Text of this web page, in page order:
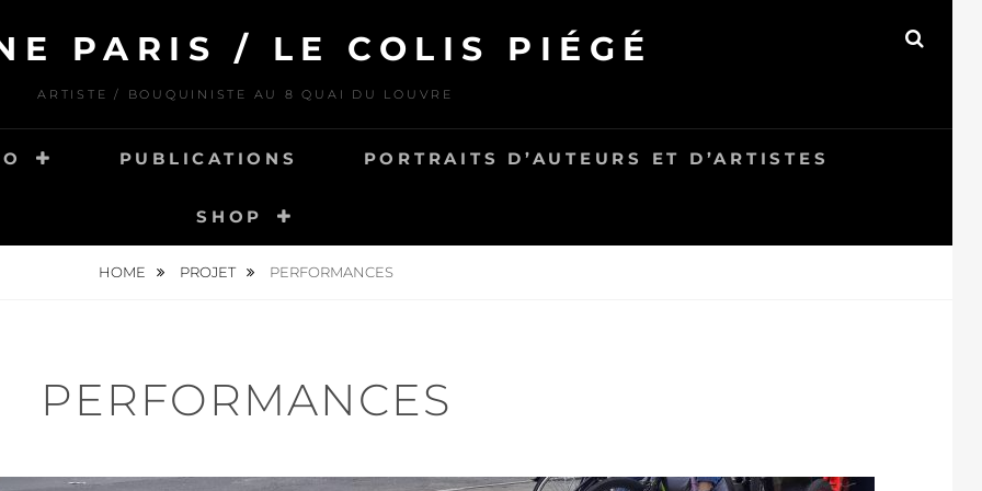
PARIS / LE COLIS PIÉGÉ
ARTISTE / BOUQUINISTE AU 8 QUAI DU LOUVRE
PUBLICATIONS PORTRAITS D’AUTEURS ET D’ARTISTES
SHOP
HOME PROJET PERFORMANCES
PERFORMANCES